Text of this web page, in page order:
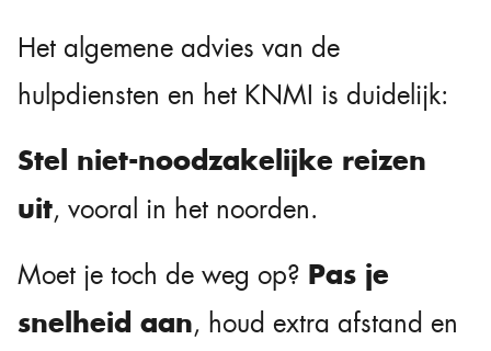
Het algemene advies van de
hulpdiensten en het KNMI is duidelijk:
Stel niet-noodzakelijke reizen
uit, vooral in het noorden.
Moet je toch de weg op? Pas je
snelheid aan, houd extra afstand en